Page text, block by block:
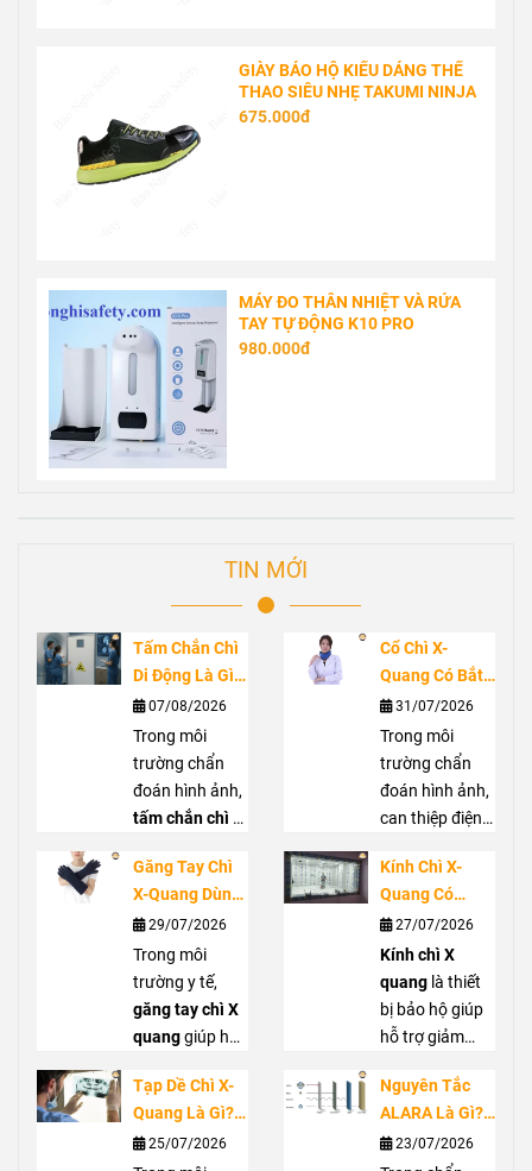
GIÀY BẢO HỘ KIỂU DÁNG THỂ
THAO SIÊU NHẸ TAKUMI NINJA
675.000đ
MÁY ĐO THÂN NHIỆT VÀ RỬA
TAY TỰ ĐỘNG K10 PRO
980.000đ
TIN MỚI
Tấm Chắn Chì
Di Động Là Gì?
Ứng Dụng
Trong Phòng
Chụp X-Quang
07/08/2026
Trong môi
trường chẩn
đoán hình ảnh,
tấm chắn chì di
pháp hỗ trợ che
chắn bức xạ
hiệu quả, góp
phần giảm
nguy cơ phơi
nhiễm cho
nhân viên y tế
quanh. Với
thiết kế linh
hoạt, dễ di
Cổ Chì X-
Quang Có Bắt
Buộc Không?
Vai Trò Bảo Vệ
Tuyến Giáp
Trước Bức Xạ
31/07/2026
Trong môi
trường chẩn
đoán hình ảnh,
can thiệp điện
phẫu thuật C-
arm, nhân viên
y tế có thể tiếp
xúc với bức xạ
tán xạ từ tia X.
Cổ chì X quang
giúp che chắn
bảo vệ tuyến
giáp khi làm
việc gần nguồn
Găng Tay Chì
X-Quang Dùng
Trong Trường
Hợp Nào?
Hướng Dẫn
Lựa Chọn Đúng
29/07/2026
Trong môi
trường y tế,
găng tay chì X
quanggiúp hỗ
nhiễm bức xạ
cho bàn tay khi
làm việc gần
Kính Chì X-
Quang Có
Thực Sự Cần
Thiết? Khi Nào
Nên Sử Dụng?
27/07/2026
Kính chì X
quanglà thiết
bị bảo hộ giúp
hỗ trợ giảm
xạ cho mắt
trong môi
trường làm việc
Tạp Dề Chì X-
Quang Là Gì?
Khi Nào Nên
25/07/2026
Nguyên Tắc
ALARA Là Gì?
Cách Giảm
23/07/2026